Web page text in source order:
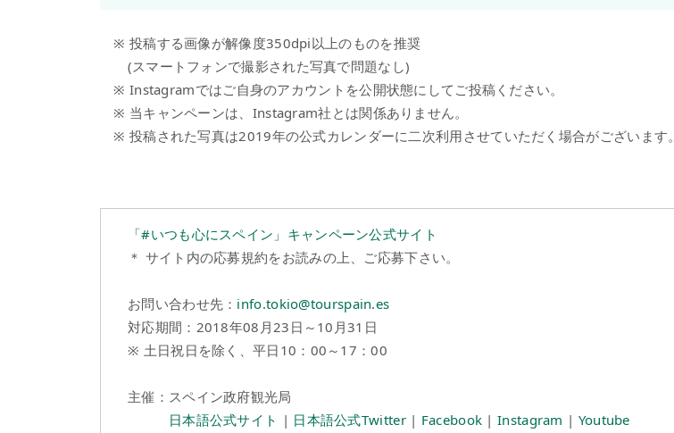
※ 投稿する画像が解像度350dpi以上のものを推奨
(スマートフォンで撮影された写真で問題なし)
※ Instagramではご自身のアカウントを公開状態にしてご投稿ください。
※ 当キャンペーンは、Instagram社とは関係ありません。
※ 投稿された写真は2019年の公式カレンダーに二次利用させていただく場合がございます。
「#いつも心にスペイン」キャンペーン公式サイト
＊ サイト内の応募規約をお読みの上、ご応募下さい。
お問い合わせ先： info.tokio@tourspain.es
対応期間：2018年08月23日～10月31日
※ 土日祝日を除く、平日10：00～17：00
主催：スペイン政府観光局
日本語公式サイト | 日本語公式Twitter| Facebook |Instagram | Youtube